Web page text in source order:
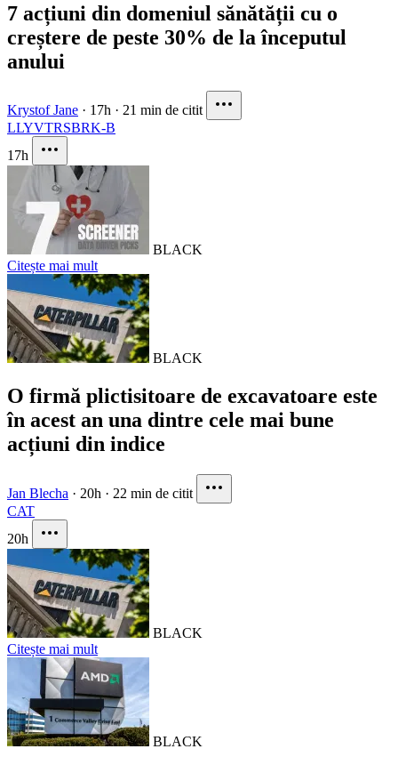
7 acțiuni din domeniul sănătății cu o
creștere de peste 30% de la începutul
anului
Krystof Jane · 17h · 21 min de citit
LLYVTRSBRK-B
17h
BLACK
Citește mai mult
BLACK
O firmă plictisitoare de excavatoare este
în acest an una dintre cele mai bune
acțiuni din indice
Jan Blecha · 20h · 22 min de citit
CAT
20h
BLACK
Citește mai mult
BLACK